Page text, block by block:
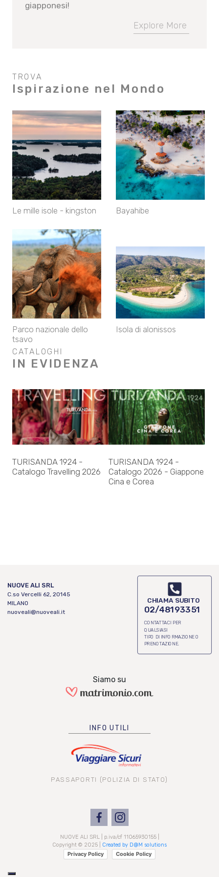
giapponesi!
Explore More
TROVA
Ispirazione nel Mondo
Le mille isole - kingston
Parco nazionale dello
tsavo
Bayahibe
Isola di alonissos
CATALOGHI
IN EVIDENZA
TURISANDA 1924 -
Catalogo Travelling 2026
TURISANDA 1924 -
Catalogo 2026 - Giappone
Cina e Corea
NUOVE ALI SRL
C.so Vercelli 62, 20145
MILANO
nuoveali@nuoveali.it
CHIAMA SUBITO
02/48193351
CONTATTACI PER
QUALSIASI
TIPO DI INFORMAZIONE O
PRENOTAZIONE.
Siamo su
INFO UTILI
PASSAPORTI (POLIZIA DI STATO)
NUOVE ALI SRL | p.iva/cf 11065930155 |
Copyright © 2025 | Created by D@M solutions
Privacy Policy Cookie Policy